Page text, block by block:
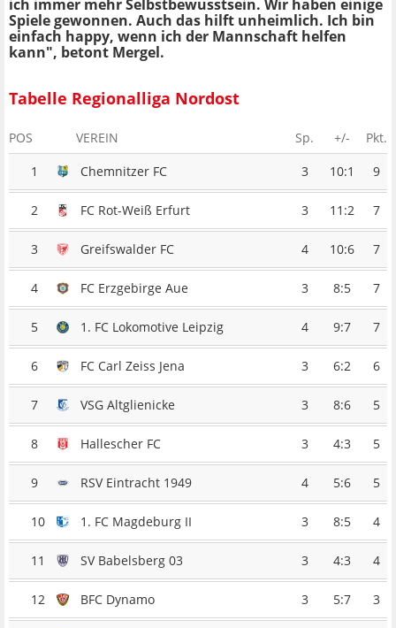
ich immer mehr Selbstbewusstsein. Wir haben einige
Spiele gewonnen. Auch das hilft unheimlich. Ich bin
einfach happy, wenn ich der Mannschaft helfen
kann", betont Mergel.
Tabelle Regionalliga Nordost
POS VEREIN Sp. +/-
Pkt.
1
Chemnitzer FC 3 10:1 9
2 FC Rot-Weiß Erfurt 3 11:2 7
3 Greifswalder FC 4 10:6 7
4 FC Erzgebirge Aue 3 8:5 7
5 1. FC Lokomotive Leipzig 4 9:7 7
6 FC Carl Zeiss Jena 3 6:2 6
7 VSG Altglienicke 3 8:6 5
8 Hallescher FC 3 4:3 5
9 RSV Eintracht 1949 4 5:6 5
10 1. FC Magdeburg II 3 8:5 4
11 SV Babelsberg 03 3 4:3 4
12 BFC Dynamo 3 5:7 3